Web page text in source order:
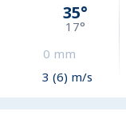
35°
17°
0 mm
3 (6) m/s